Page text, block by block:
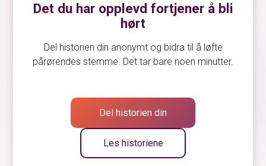
Det du har opplevd fortjener å bli
hørt
Del historien din anonymt og bidra til å løfte
pårørendes stemme. Det tar bare noen minutter.
Del historien din
Les historiene